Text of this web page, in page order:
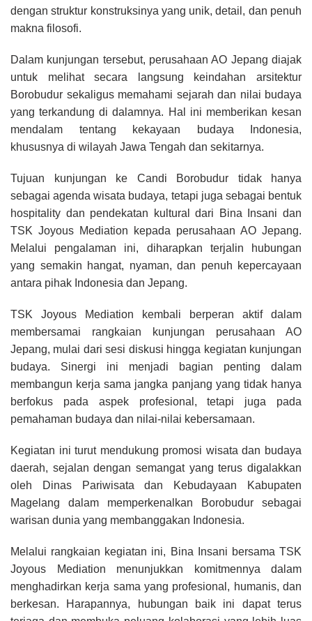
dengan struktur konstruksinya yang unik, detail, dan penuh
makna filosofi.
Dalam kunjungan tersebut, perusahaan AO Jepang diajak
untuk melihat secara langsung keindahan arsitektur
Borobudur sekaligus memahami sejarah dan nilai budaya
yang terkandung di dalamnya. Hal ini memberikan kesan
mendalam tentang kekayaan budaya Indonesia,
khususnya di wilayah Jawa Tengah dan sekitarnya.
Tujuan kunjungan ke Candi Borobudur tidak hanya
sebagai agenda wisata budaya, tetapi juga sebagai bentuk
hospitality dan pendekatan kultural
dari
Bina Insani dan
TSK Joyous Mediation kepada perusahaan AO Jepang.
Melalui pengalaman ini, diharapkan terjalin hubungan
yang semakin hangat, nyaman, dan penuh kepercayaan
antara pihak Indonesia dan Jepang.
TSK Joyous Mediation kembali berperan aktif dalam
membersamai rangkaian kunjungan perusahaan AO
Jepang, mulai dari sesi diskusi hingga kegiatan kunjungan
budaya. Sinergi ini menjadi bagian penting dalam
membangun kerja sama jangka panjang yang tidak hanya
berfokus pada aspek profesional, tetapi juga pada
pemahaman budaya dan nilai-nilai kebersamaan.
Kegiatan ini turut mendukung promosi wisata dan budaya
daerah, sejalan dengan semangat yang terus digalakkan
oleh
Dinas Pariwisata dan Kebudayaan Kabupaten
Magelang dalam memperkenalkan Borobudur sebagai
warisan dunia yang membanggakan Indonesia.
Melalui rangkaian kegiatan ini, Bina Insani bersama TSK
Joyous Mediation menunjukkan komitmennya dalam
menghadirkan kerja sama yang profesional, humanis, dan
berkesan. Harapannya, hubungan baik ini dapat terus